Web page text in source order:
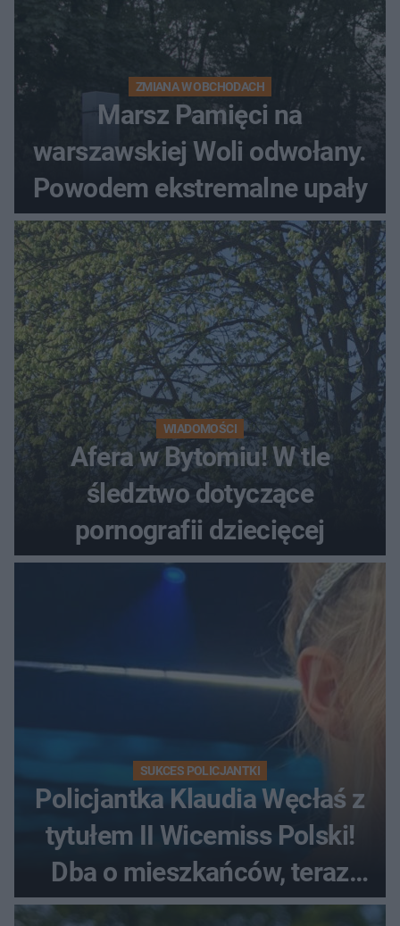
ZMIANA W OBCHODACH
Marsz Pamięci na
warszawskiej Woli odwołany.
Powodem ekstremalne upały
WIADOMOŚCI
Afera w Bytomiu! W tle
śledztwo dotyczące
pornografii dziecięcej
SUKCES POLICJANTKI
Policjantka Klaudia Węcłaś z
tytułem II Wicemiss Polski!
Dba o mieszkańców, teraz
podbiła konkurs piękności